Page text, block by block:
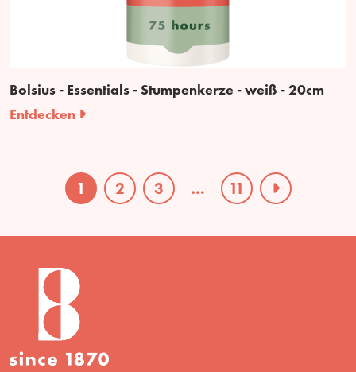
Bolsius - Essentials - Stumpenkerze - weiß - 20cm
Entdecken
1 2 3 … 11